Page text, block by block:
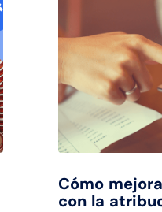
Cómo
con la